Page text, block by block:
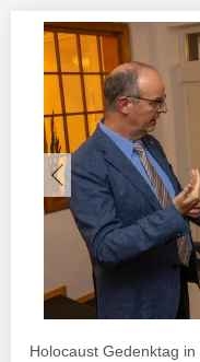
Holocaust Gedenktag